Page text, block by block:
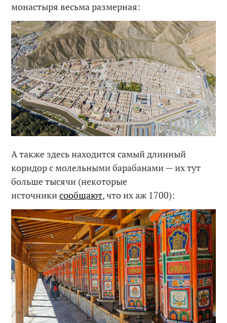
монастыря весьма размерная:
А также здесь находится самый длинный
коридор с молельными барабанами — их тут
больше тысячи (некоторые
источникисообщают, что их аж 1700):